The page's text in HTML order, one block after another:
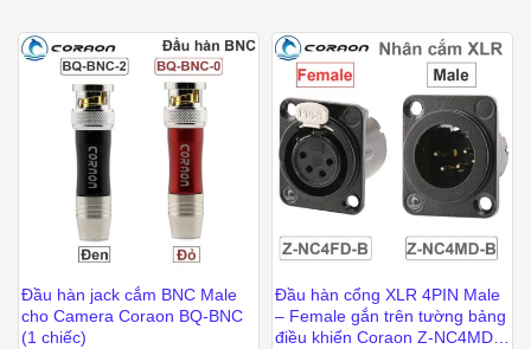
Đầu hàn jack cắm BNC Male
cho Camera Coraon BQ-BNC
(1 chiếc)
Đầu hàn cổng XLR 4PIN Male
– Female gắn trên tường bảng
điều khiển Coraon Z-NC4MD-